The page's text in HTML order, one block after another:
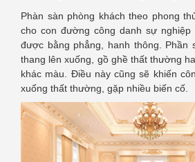
Phàn sàn phòng khách theo phong
cho con đường công danh sự nghiệp
được bằng phẳng, hanh thông. Phần
thang lên xuống, gồ ghề thất thường
khác màu. Điều này cũng sẽ khiến
xuống thất thường, gặp nhiều biến cố.